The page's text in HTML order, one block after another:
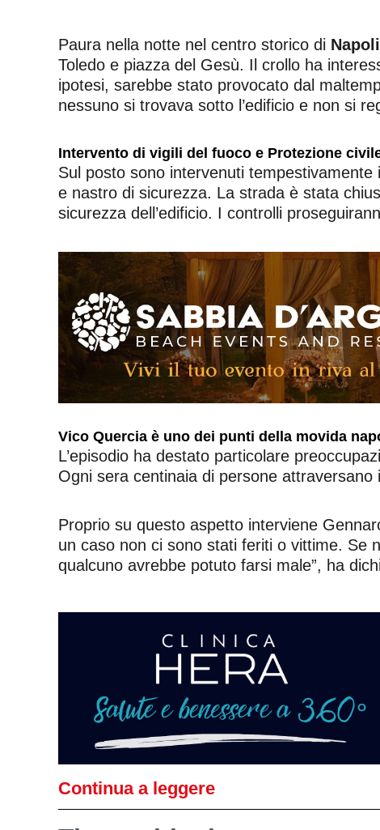
Paura nella notte nel centro storico di Napoli
Toledo e piazza del Gesù. Il crollo ha
ipotesi, sarebbe stato provocato dal
nessuno si trovava sotto l’edificio e non si
Intervento di vigili del fuoco e Protezione
Sul posto sono intervenuti
e nastro di sicurezza. La strada è stata
sicurezza dell’edificio. I controlli
Vico Quercia è uno dei punti della movida
L’episodio ha destato particolare
Ogni sera centinaia di persone
Proprio su questo aspetto interviene
un caso non ci sono stati feriti o vittime. Se
qualcuno avrebbe potuto farsi male”, ha
Continua a leggere